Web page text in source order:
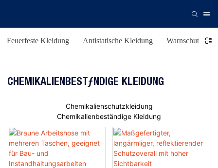
Feuerfeste Kleidung Antistatische Kleidung
CHEMIKALIENBESTÄNDIGE KLEIDUNG
Chemikalienschutzkleidung
Chemikalienbeständige Kleidung